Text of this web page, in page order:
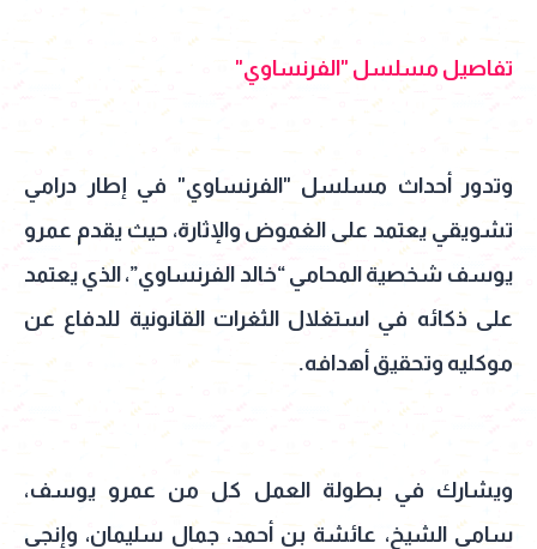
تفاصيل مسلسل "الفرنساوي"
وتدور أحداث مسلسل "الفرنساوي" في إطار درامي
تشويقي يعتمد على الغموض والإثارة، حيث يقدم عمرو
يوسف شخصية المحامي “خالد الفرنساوي”، الذي يعتمد
على ذكائه في استغلال الثغرات القانونية للدفاع عن
موكليه وتحقيق أهدافه.
ويشارك في بطولة العمل كل من عمرو يوسف،
سامي الشيخ، عائشة بن أحمد، جمال سليمان، وإنجي